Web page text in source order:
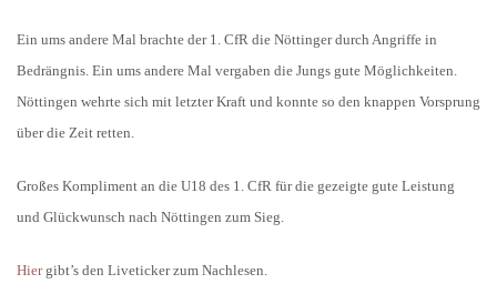
Ein ums andere Mal brachte der 1. CfR die Nöttinger durch Angriffe in
Bedrängnis. Ein ums andere Mal vergaben die Jungs gute Möglichkeiten.
Nöttingen wehrte sich mit letzter Kraft und konnte so den knappen Vorsprung
über die Zeit retten.
Großes Kompliment an die U18 des 1. CfR für die gezeigte gute Leistung
und Glückwunsch nach Nöttingen zum Sieg.
Hiergibt’s den Liveticker zum Nachlesen.